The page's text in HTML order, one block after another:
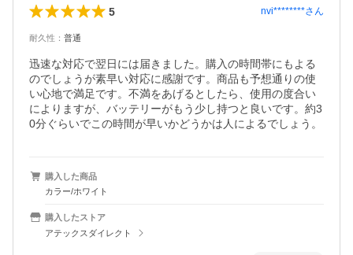
5 nvi********さん
耐久性 ： 普通
迅速な対応で翌日には届きました。購入の時間帯にもよる
のでしょうが素早い対応に感謝です。商品も予想通りの使
い心地で満足です。不満をあげるとしたら、使用の度合い
によりますが、バッテリーがもう少し持つと良いです。約3
0分ぐらいでこの時間が早いかどうかは人によるでしょう。
購入した商品
カラー/ホワイト
購入したストア
アテックスダイレクト